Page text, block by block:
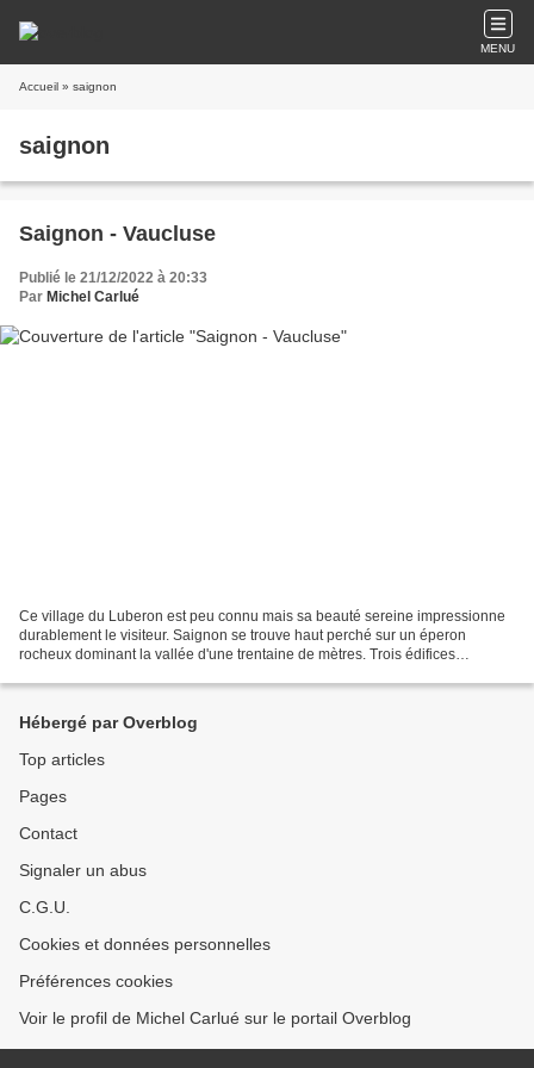
MENU
Accueil » saignon
saignon
Saignon - Vaucluse
Publié le 21/12/2022 à 20:33
Par Michel Carlué
Ce village du Luberon est peu connu mais sa beauté sereine impressionne
durablement le visiteur. Saignon se trouve haut perché sur un éperon
rocheux dominant la vallée d'une trentaine de mètres. Trois édifices
Hébergé par Overblog
Top articles
Pages
Contact
Signaler un abus
C.G.U.
Cookies et données personnelles
Préférences cookies
Voir le profil de Michel Carlué sur le portail Overblog